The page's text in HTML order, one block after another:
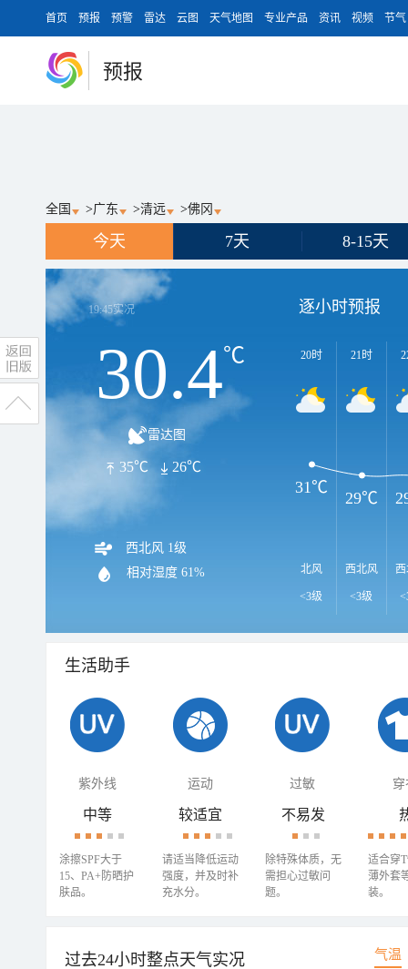
首页 预报 预警 雷达 云图 天气地图 专业产品 资讯 视频 节气
预报
全国 >广东 >清远 >佛冈
今天 7天 8-15天
19:45实况
30.4℃
雷达图
35℃ 26℃
西北风 1级
相对湿度 61%
逐小时预报
20时
北风
<3级
21时
西北风
<3级
31℃
29℃
生活助手
紫外线 运动 过敏 穿
中等
涂擦SPF大于
15、PA+防晒护
肤品。
较适宜
请适当降低运动
强度，并及时补
充水分。
不易发
除特殊体质，无
需担心过敏问
题。
适合穿
薄外套
装。
过去24小时整点天气实况 气温